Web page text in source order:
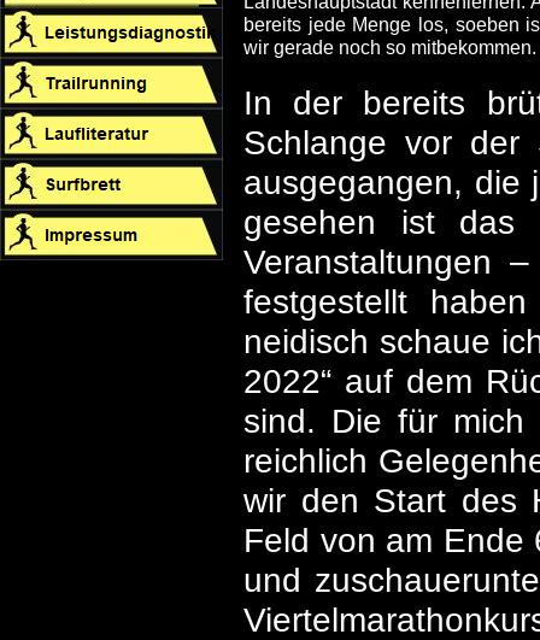
bereits jede Menge los, soeben
wir gerade noch so mitbekommen.
In der bereits
Schlange vor der
ausgegangen, die
gesehen ist das
Veranstaltungen
festgestellt
neidisch schaue
2022“ auf dem
sind. Die für mich
reichlich
wir den Start des
Feld von am Ende
und